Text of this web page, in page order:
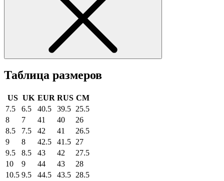
Таблица размеров
US UK EUR RUS CM
7.5
6.5 40.5 39.5 25.5
8
7 41 40
26
8.5
7.5 42 41
26.5
9
8 42.5 41.5 27
9.5
8.5 43 42
27.5
10
9 44 43
28
10.5 9.5 44.5 43.5 28.5